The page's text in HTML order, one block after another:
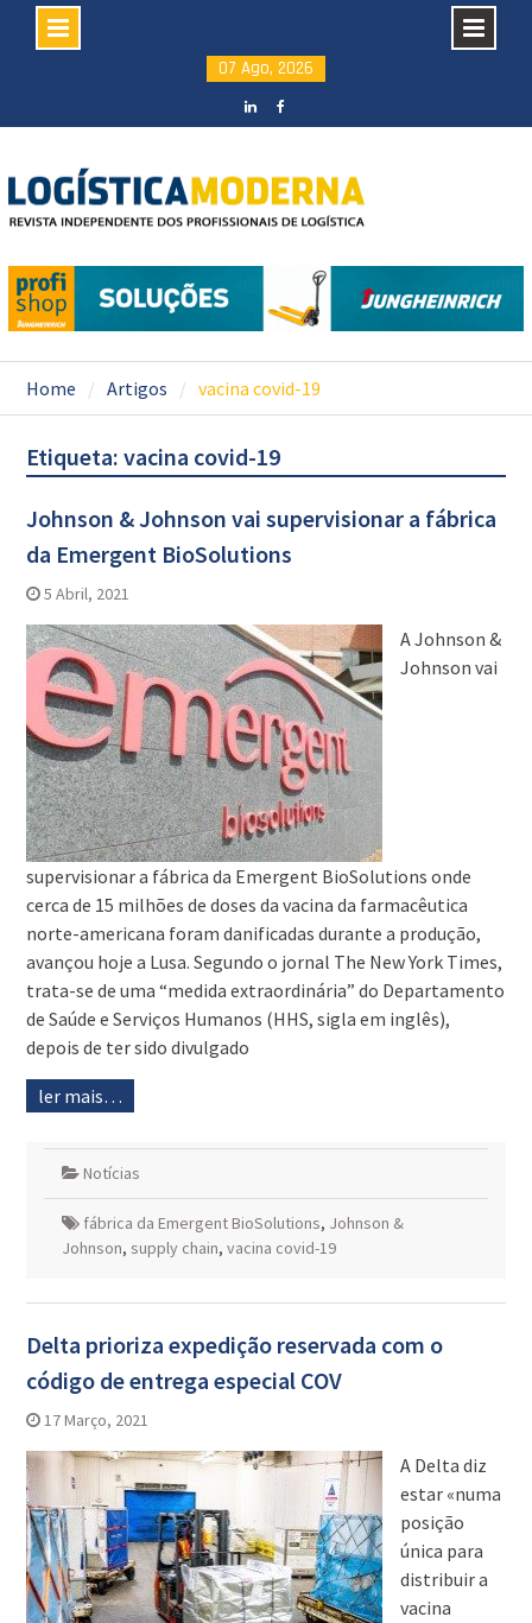
content
07 Ago, 2026
Home Artigos vacina covid-19
Etiqueta: vacina covid-19
Johnson & Johnson vai supervisionar a fábrica
da Emergent BioSolutions
5 Abril, 2021
A Johnson &
Johnson vai
supervisionar a fábrica da Emergent BioSolutions onde
cerca de 15 milhões de doses da vacina da farmacêutica
norte-americana foram danificadas durante a produção,
avançou hoje a Lusa. Segundo o jornal The New York Times,
trata-se de uma “medida extraordinária” do Departamento
de Saúde e Serviços Humanos (HHS, sigla em inglês),
depois de ter sido divulgado
ler mais…
Notícias
fábrica da Emergent BioSolutions, Johnson &
Johnson, supply chain, vacina covid-19
Delta prioriza expedição reservada com o
código de entrega especial COV
17 Março, 2021
A Delta diz
estar «numa
posição
única para
distribuir a
vacina